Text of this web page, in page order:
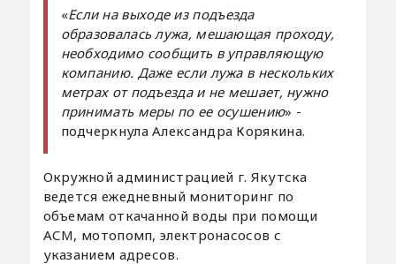
«Если на выходе из подъезда
образовалась лужа, мешающая проходу,
необходимо сообщить в управляющую
компанию. Даже если лужа в нескольких
метрах от подъезда и не мешает, нужно
принимать меры по ее осушению» -
подчеркнула Александра Корякина.
Окружной администрацией г. Якутска
ведется ежедневный мониторинг по
объемам откачанной воды при помощи
АСМ, мотопомп, электронасосов с
указанием адресов.